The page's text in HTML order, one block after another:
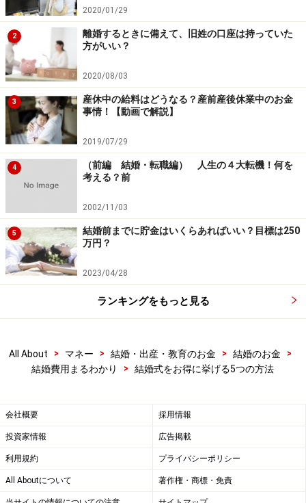
スウェディング（ゲストハウス）423万円という結果に
なっています。会場をどこにするかだけでも、100万円
程度の差がでてきそうですね。
各会場ではブライダルフェアが行われているので、これ
を最大限に利用しましょう。中にはフェア参加者に特典
がつくところもあります。料理1品サービス、お色直し1
着サービスなどかなりお得なものもあるので利用してく
ださい。
また、相談の時に予算の金額を明示することが大切。オ
プションを利用した一般的な挙式では、見積額からどれ
くらいプラスになるかをチェックしましょう。また、衣
装や引き出物などの持ち込み料も確認しておきましょ
う。
ページでご紹介します。
※記事内容は執筆時点のものです。最新の内容をご確認くださ
い。
本記事の内容は一般的な情報提供を目的としており、特定の金融
商品や投資行動を推奨するものではありません。
投資や資産運用に関する最終的なご判断はご自身の責任において
行ってください。
掲載情報の正確性・完全性については十分に配慮しております
が、その内容を保証するものではなく、これに基づく損失・損害
2020/01/29
2
離婚するときに備えて、旧姓の口座は持っていた
方がいい？
2020/08/03
3
産休中の給料はどうなる？産前産後休業中のお金
事情！【動画で解説】
2019/07/29
4
（前編 結婚・転職編） 人生の４大転機！何を
考える？前
2002/11/03
5
結婚前までに貯金はいくらあればいい？目標は250
万円？
2023/04/28
ランキングをもっと見る
All About > マネー > 結婚・出産・教育のお金 > 結婚のお金
>
結婚費用まるわかり
> 結婚式をお得に挙げる5つの方法
会社概要 採用情報
投資家情報 広告掲載
利用規約 プライバシーポリシー
All Aboutについて 著作権・商標・免責